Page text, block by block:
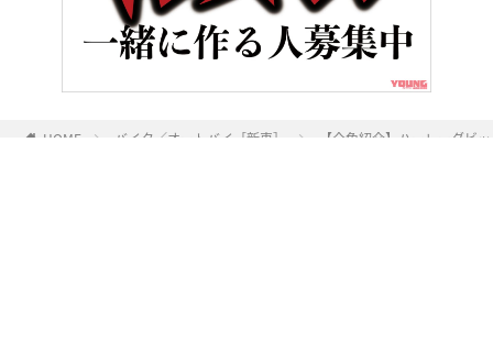
HOME バイク／オートバイ［新車］ 【全色紹介】ハーレーダビ